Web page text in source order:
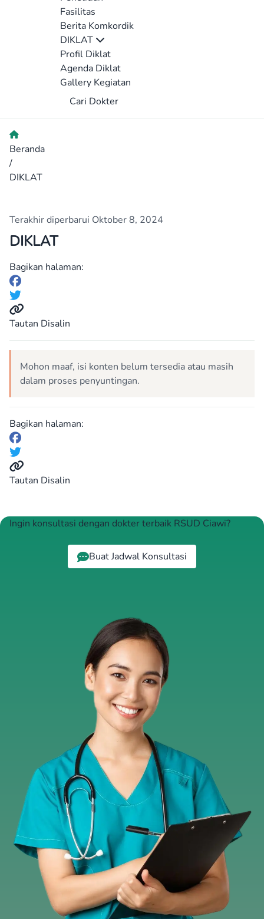
Fasilitas
Berita Komkordik
DIKLAT
Profil Diklat
Agenda Diklat
Gallery Kegiatan
Cari Dokter
Beranda
/
DIKLAT
Terakhir diperbarui Oktober 8, 2024
DIKLAT
Bagikan halaman:
Tautan Disalin
Mohon maaf, isi konten belum tersedia atau masih
dalam proses penyuntingan.
Bagikan halaman:
Tautan Disalin
Ingin konsultasi dengan dokter terbaik RSUD Ciawi?
Buat Jadwal Konsultasi